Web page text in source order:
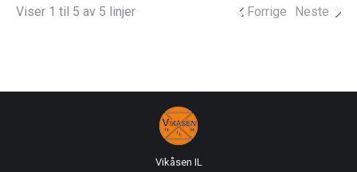
Viser 1 til 5 av 5 linjer Forrige Neste
Vikåsen IL